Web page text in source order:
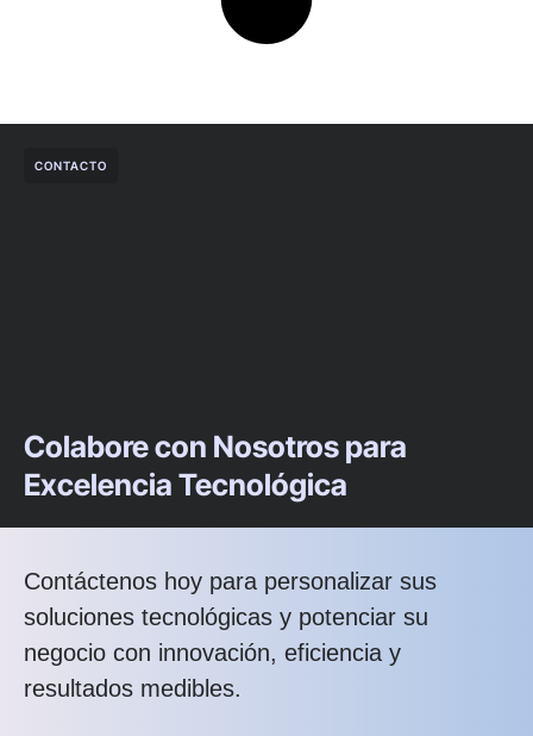
CONTACTO
Colabore con Nosotros para
Excelencia Tecnológica
Contáctenos hoy para personalizar sus
soluciones tecnológicas y potenciar su
negocio con innovación, eficiencia y
resultados medibles.